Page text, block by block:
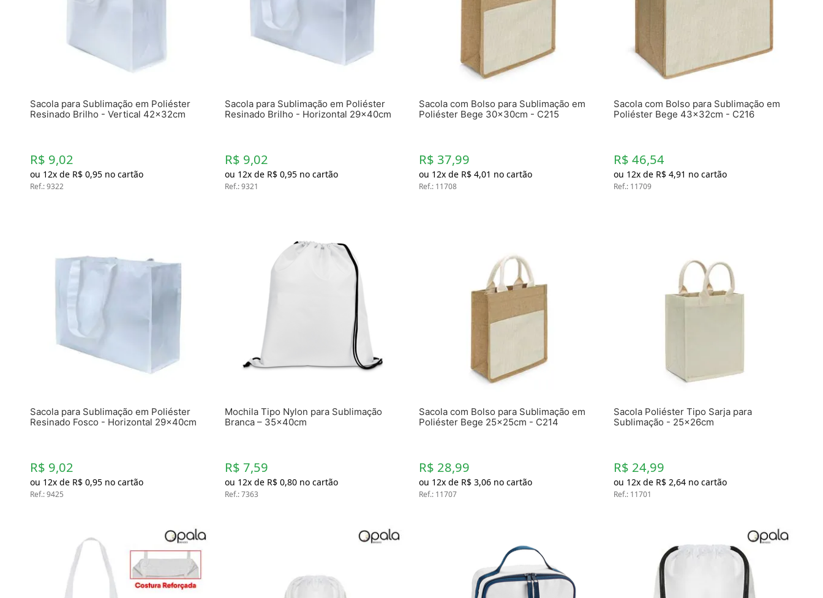
Cerâmica
Pedra
Porcelana
Imã
Produtos para Sublimação
Fitness
Guarda-chuvas
Máscara
MDF
Placas
Papéis para Sublimação
Tinta Sublimática
Acessórios Diversos
Sacola para Sublimação em Poliéster
Resinado Brilho - Vertical 42x32cm
R$ 9,02
ou 12x de R$ 0,95 no cartão
Ref.:9322
Sacola para Sublimação em Poliéster
Resinado Brilho - Horizontal 29x40cm
R$ 9,02
ou 12x de R$ 0,95no cartão
Ref.:9321
Sacola com Bolso para Sublimação em
Poliéster Bege 30x30cm - C215
R$ 37,99
ou 12x de R$ 4,01 no cartão
Ref.: 11708
Sacola com Bolso para Sublimação em
Poliéster Bege 43x32cm - C216
R$ 46,54
ou 12x de R$ 4,91 no cartão
Ref.: 11709
Sacola para Sublimação em Poliéster
Resinado Fosco - Horizontal 29x40cm
R$ 9,02
ou 12x de R$ 0,95 no cartão
Ref.:9425
Mochila Tipo Nylon para Sublimação
Branca – 35x40cm
R$ 7,59
ou 12x de R$ 0,80no cartão
Ref.:7363
Sacola com Bolso para Sublimação em
Poliéster Bege 25x25cm - C214
R$ 28,99
ou 12x de R$ 3,06 no cartão
Ref.: 11707
Sacola Poliéster Tipo Sarja para
Sublimação - 25x26cm
R$ 24,99
ou 12x de R$ 2,64no cartão
Ref.: 11701